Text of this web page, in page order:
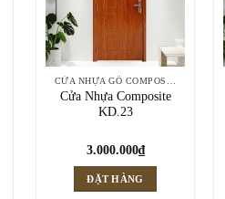
CỬA NHỰA GỖ COMPOSITE
Cửa Nhựa Composite
KD.23
3.000.000₫
ĐẶT HÀNG